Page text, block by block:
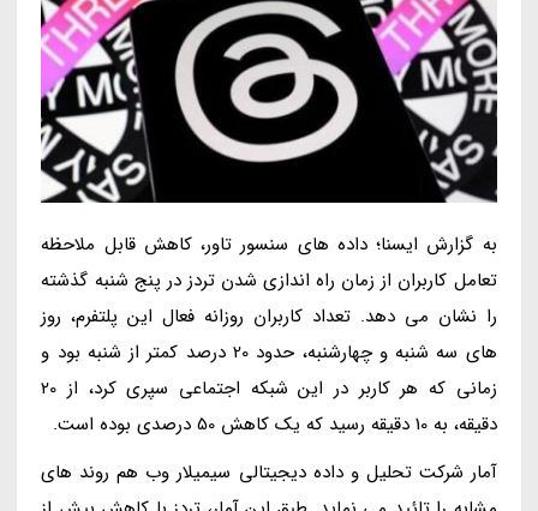
به گزارش ایسنا؛ داده های سنسور تاور، کاهش قابل ملاحظه
تعامل کاربران از زمان راه اندازی شدن تردز در پنج شنبه گذشته
را نشان می دهد. تعداد کاربران روزانه فعال این پلتفرم، روز
های سه شنبه و چهارشنبه، حدود 20 درصد کمتر از شنبه بود و
زمانی که هر کاربر در این شبکه اجتماعی سپری کرد، از 20
دقیقه، به 10 دقیقه رسید که یک کاهش 50 درصدی بوده است.
آمار شرکت تحلیل و داده دیجیتالی سیمیلار وب هم روند های